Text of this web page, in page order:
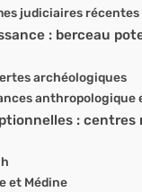
judiciaires récentes
: berceau
archéologiques
anthropologique
: centres
et Médine